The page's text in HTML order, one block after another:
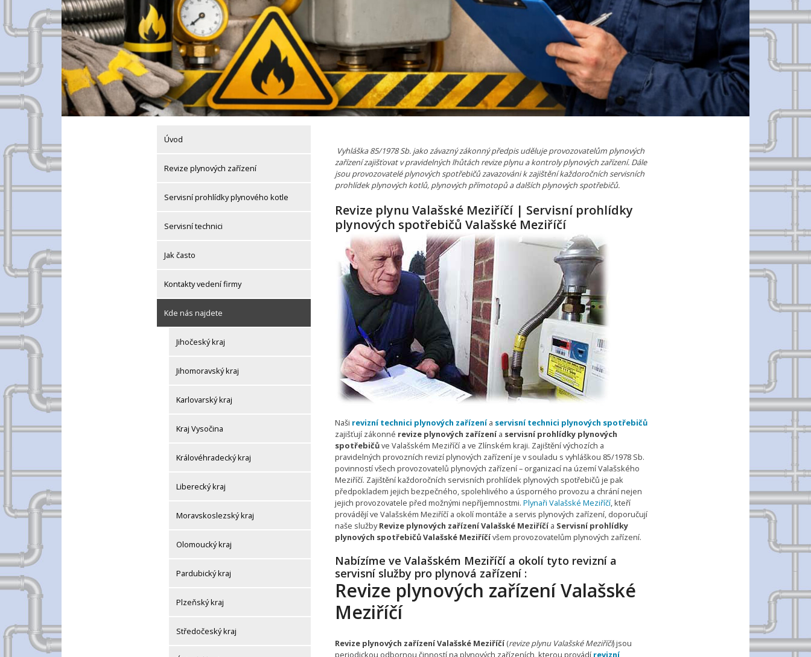
Úvod
Revize plynových zařízení
Servisní prohlídky plynového kotle
Servisní technici
Jak často
Kontakty vedení firmy
Kde nás najdete
Jihočeský kraj
Jihomoravský kraj
Karlovarský kraj
Kraj Vysočina
Královéhradecký kraj
Liberecký kraj
Moravskoslezský kraj
Olomoucký kraj
Pardubický kraj
Plzeňský kraj
Středočeský kraj
Vyhláška 85/1978 Sb. jako závazný zákonný předpis uděluje provozovatelům plynových
zařízení zajišťovat v pravidelných lhůtách revize plynu a kontroly plynových zařízení. Dále
jsou provozovatelé plynových spotřebičů zavazováni k zajištění každoročních servisních
prohlídek plynových kotlů, plynových přímotopů a dalších plynových spotřebičů.
Revize plynu Valašské Meziříčí | Servisní prohlídky
plynových spotřebičů Valašské Meziříčí
Naši revizní technici plynových zařízenía servisní technici plynových spotřebičů
zajišťují zákonné revize plynových zařízenía servisní prohlídky plynových
spotřebičůve Valašském Meziříčí a ve Zlínském kraji. Zajištění výchozích a
pravidelných provozních revizí plynových zařízení je v souladu s vyhláškou 85/1978 Sb.
povinností všech provozovatelů plynových zařízení – organizací na území Valašského
Meziříčí. Zajištění každoročních servisních prohlídek plynových spotřebičů je pak
předpokladem jejich bezpečného, spolehlivého a úsporného provozu a chrání nejen
jejich provozovatele před možnými nepříjemnostmi. Plynaři Valašské Meziříčí, kteří
provádějí ve Valašském Meziříčí a okolí montáže a servis plynových zařízení, doporučují
naše službyRevize plynových zařízení Valašské Meziříčía Servisní prohlídky
plynových spotřebičů Valašské Meziříčívšem provozovatelům plynových zařízení.
Nabízíme ve Valašském Meziříčí a okolí tyto revizní a
servisní služby pro plynová zařízení :
Revize plynových zařízení Valašské
Meziříčí
Revize plynových zařízení Valašské Meziříčí(revize plynu Valašské Meziříčí) jsou
periodickou odbornou činností na plynových zařízeních, kterou provádí revizní